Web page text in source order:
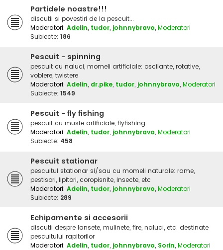
Partidele noastre!!!
discutii si povestiri de la pescuit...
Moderatori: Adelin, tudor, johnnybravo, Moderatori
Subiecte: 186
Pescuit - spinning
pescuit cu naluci, momeli artificiale: oscilante, rotative,
voblere, twistere
Moderatori: Adelin, dr.pike, tudor, johnnybravo, Moderatori
Subiecte: 1549
Pescuit - fly fishing
pescuit cu muste artificiale, flyfishing
Moderatori: Adelin, tudor, johnnybravo, Moderatori
Subiecte: 458
Pescuit stationar
pescuitul stationar si/sau cu momeli naturale: rame,
pestisori, lipitori, coropisnite, insecte, etc
Moderatori: Adelin, tudor, johnnybravo, Moderatori
Subiecte: 289
Echipamente si accesorii
discutii despre lansete, mulinete, fire, naluci, etc. destinate
pescuitului rapitorilor
Moderatori: Adelin, tudor, johnnybravo, Sorin, Moderatori